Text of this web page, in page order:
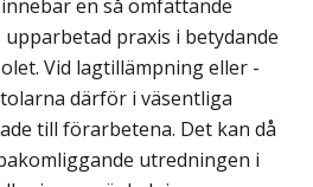
en så omfattande
praxis i betydande
Vid lagtillämpning eller -
därför i väsentliga
till förarbetena. Det kan då
utredningen i